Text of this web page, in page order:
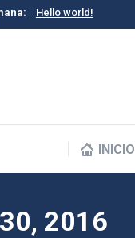
Hello world!
INICIO
2016